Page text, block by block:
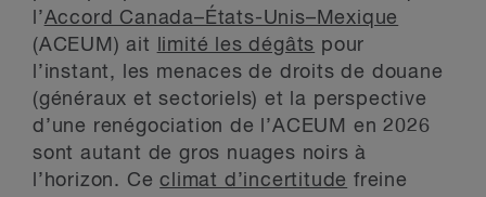
l’Accord Canada–États-Unis–Mexique
(ACEUM) ait
limité les dégâts pour
l’instant, les menaces de droits de douane
(généraux et sectoriels) et la perspective
d’une renégociation de l’ACEUM en 2026
sont autant de gros nuages noirs à
l’horizon. Ceclimat d’incertitude freine